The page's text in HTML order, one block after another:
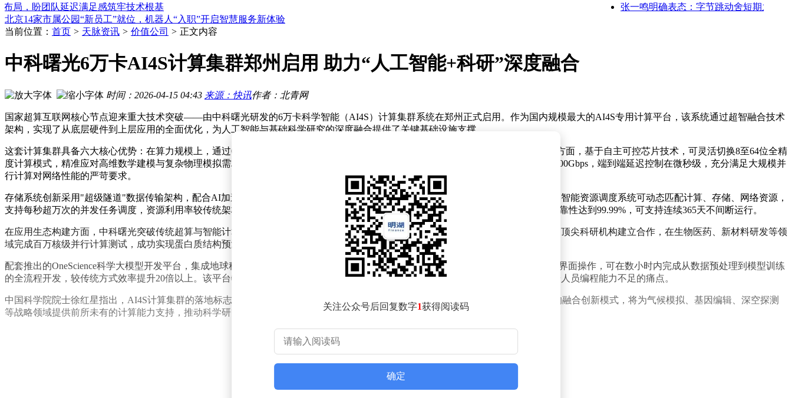
盼团队延迟满足感筑牢技术根基
张一鸣明确表态：字节跳动舍短期之利，坚守
北京14家市属公园“新员工”就位，机器人“入职”开启智慧服务新体验
“手把手”教学助机器人进化 合肥训练场见证AI成长之路
字节跳动年中全员会：梁汝波谈AI布局，自研优化应对模型差距挑战
字节跳动CEO梁汝波：大语言模型自研不惧短期落后 着眼长期AGI发展
Anthropic官宣入局自研AI芯片 硬件大模型协同设计赋能算力升级
马斯克12条破局法则：反常识思维，助你跳出平庸走向卓越
当前位置： 首页 > 天脉资讯 > 价值公司 > 正文内容
中科曙光6万卡AI4S计算集群郑州启用 助力“人工智能+科研”深度融合
时间：2026-04-15 04:43 来源：快讯作者：北青网
国家超算互联网核心节点迎来重大技术突破——由中科曙光研发的6万卡科学智能（AI4S）计算集群系统在郑州正式启用。作为国内规模最大的AI4S专用计算平台，该系统通过超智融合技术
架构，实现了从底层硬件到上层应用的全面优化，为人工智能与基础科学研究的深度融合提供了关键基础设施支撑。
这套计算集群具备六大核心优势：在算力规模上，通过6万张智能加速卡的协同部署，构建起全球领先的超智融合计算能力；精度支持方面，基于自主可控芯片技术，可灵活切换8至64位全精
度计算模式，精准应对高维数学建模与复杂物理模拟需求；网络架构采用国内首创的类InfiniBand无损高速互联方案，单节点带宽突破400Gbps，端到端延迟控制在微秒级，充分满足大规模并
行计算对网络性能的严苛要求。
存储系统创新采用"超级隧道"数据传输架构，配合AI加速引擎，实现芯片级、系统级、应用级的三层协同优化，有效消除存储IO瓶颈。智能资源调度系统可动态匹配计算、存储、网络资源，
支持每秒超万次的并发任务调度，资源利用率较传统架构提升40%以上。通过数字孪生运维平台与浸没式液冷技术的结合，系统整体可靠性达到99.99%，可支持连续365天不间断运行。
在应用生态构建方面，中科曙光突破传统超算与智能计算的界限，打造出兼容主流计算框架的软硬件协同环境。目前该平台已与30余家顶尖科研机构建立合作，在生物医药、新材料研发等领
域完成百万核级并行计算测试，成功实现蛋白质结构预测、量子材料模拟等关键技术突破。
配套推出的OneScience科学大模型开发平台，集成地球科学、生物信息等领域的50余个预训练模型和标准数据集。研究人员通过可视化界面操作，可在数小时内完成从数据预处理到模型训练
的全流程开发，较传统方式效率提升20倍以上。该平台特别针对科研场景优化，内置自动微分、符号计算等数学工具包，有效解决科研人员编程能力不足的痛点。
中国科学院院士徐红星指出，AI4S计算集群的落地标志着我国在智能计算基础设施领域达到国际先进水平。这种"超算+智算+大数据"的融合创新模式，将为气候模拟、基因编辑、深空探测
等战略领域提供前所未有的计算能力支持，推动科学研究范式向数据驱动型转变。
关注公众号后回复数字1获得阅读码
确定